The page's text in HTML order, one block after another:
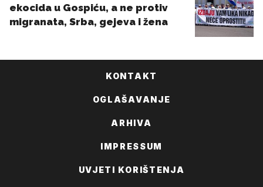
KONTAKT
OGLAŠAVANJE
ARHIVA
IMPRESSUM
UVJETI KORIŠTENJA